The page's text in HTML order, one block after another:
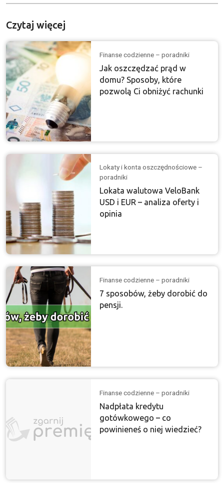
Czytaj więcej
Finanse codzienne – poradniki
Jak oszczędzać prąd w
domu? Sposoby, które
pozwolą Ci obniżyć rachunki
Lokaty i konta oszczędnościowe –
poradniki
Lokata walutowa VeloBank
USD i EUR – analiza oferty i
opinia
Finanse codzienne – poradniki
7 sposobów, żeby dorobić do
pensji.
Finanse codzienne – poradniki
Nadpłata kredytu
gotówkowego – co
powinieneś o niej wiedzieć?